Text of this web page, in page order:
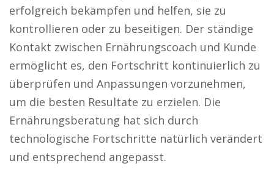
erfolgreich bekämpfen und helfen, sie zu
kontrollieren oder zu beseitigen. Der ständige
Kontakt zwischen Ernährungscoach und Kunde
ermöglicht es, den Fortschritt kontinuierlich zu
überprüfen und Anpassungen vorzunehmen,
um die besten Resultate zu erzielen. Die
Ernährungsberatung hat sich durch
technologische Fortschritte natürlich verändert
und entsprechend angepasst.